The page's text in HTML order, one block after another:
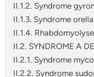
II.1.2. Syndrome
II.1.3. Syndrome
II.1.4. Rhabdomyolyse
II.2. SYNDROME A
II.2.1. Syndrome
II.2.2. Syndrome